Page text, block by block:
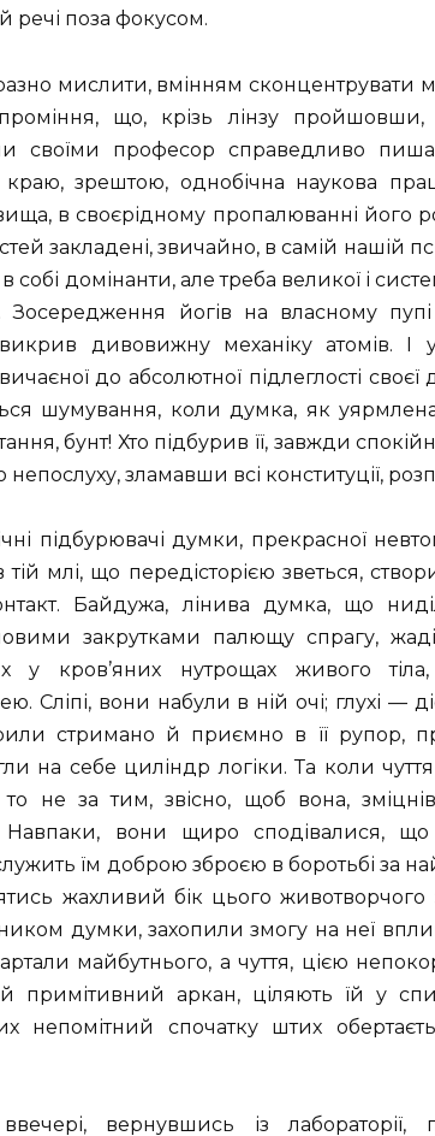
речі поза фокусом.
мислити, вмінням сконцентрувати
що, крізь лінзу
своїми професор справедливо
зрештою, однобічна наукова
в своєрідному пропалюванні його
закладені, звичайно, в самій нашій
собі домінанти, але треба великої і
Зосередження йогів на власному
дивовижну механіку атомів. І
до абсолютної підлеглості
шумування, коли думка, як
бунт! Хто підбурив її, завжди
непослуху, зламавши всі конституції,
підбурювачі думки, прекрасної
млі, що передісторією зветься,
Байдужа, лінива думка, що
закрутками палющу спрагу,
у кров’яних нутрощах живого
Сліпі, вони набули в ній очі; глухі —
стримано й приємно в її рупор,
на себе циліндр логіки. Та коли
не за тим, звісно, щоб вона,
Навпаки, вони щиро сподівалися,
їм доброю зброєю в боротьбі за
жахливий бік цього животворчого
думки, захопили змогу на неї
майбутнього, а чуття, цією
примітивний аркан, ціляють їй у
непомітний спочатку штих
вернувшись із